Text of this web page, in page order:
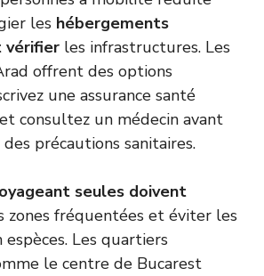
les hébergements
vérifier les infrastructures. Les
offrent des options
une assurance santé
consultez un médecin avant
précautions sanitaires.
seules doivent
zones fréquentées et éviter les
espèces. Les quartiers
le centre de Bucarest